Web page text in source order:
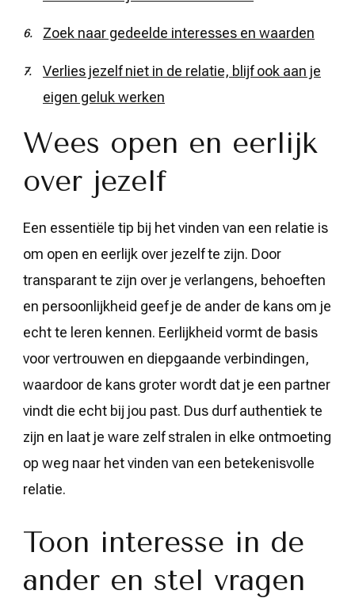
Zoek naar gedeelde interesses en waarden
Verlies jezelf niet in de relatie, blijf ook aan je
eigen geluk werken
Wees open en eerlijk
over jezelf
Een essentiële tip bij het vinden van een relatie is
om open en eerlijk over jezelf te zijn. Door
transparant te zijn over je verlangens, behoeften
en persoonlijkheid geef je de ander de kans om je
echt te leren kennen. Eerlijkheid vormt de basis
voor vertrouwen en diepgaande verbindingen,
waardoor de kans groter wordt dat je een partner
vindt die echt bij jou past. Dus durf authentiek te
zijn en laat je ware zelf stralen in elke ontmoeting
op weg naar het vinden van een betekenisvolle
relatie.
Toon interesse in de
ander en stel vragen